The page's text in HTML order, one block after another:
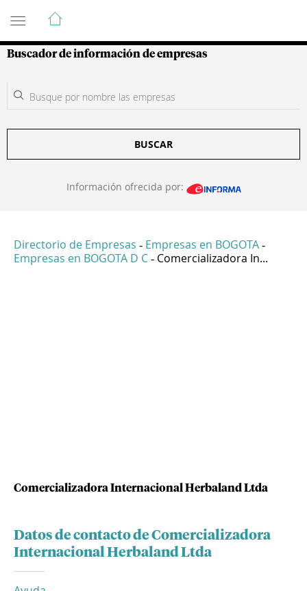
Guía de Empresas Colombianas
Buscador de información de empresas
BUSCAR
Información ofrecida por:
Directorio de Empresas - Empresas en BOGOTA -
Empresas en BOGOTA D C - Comercializadora In...
Comercializadora Internacional Herbaland Ltda
Datos de contacto de Comercializadora
Internacional Herbaland Ltda